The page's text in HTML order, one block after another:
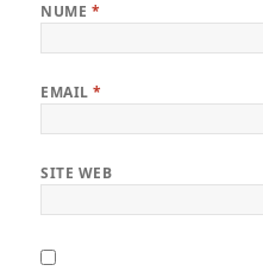
NUME *
EMAIL*
SITE WEB